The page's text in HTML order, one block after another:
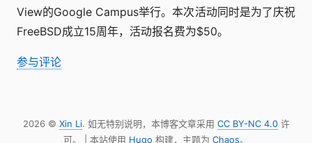
View的Google Campus举行。本次活动同时是为了庆祝
FreeBSD成立15周年，活动报名费为$50。
参与评论
2026 © Xin Li. 如无特别说明，本博客文章采用 CC BY-NC 4.0许
可。 | 本站使用 Hugo 构建，主题为 Chaos。